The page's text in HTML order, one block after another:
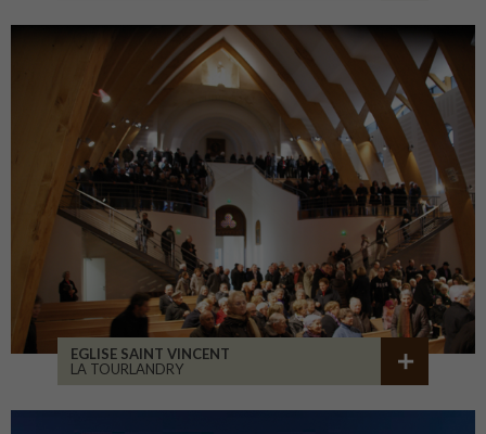
EGLISE SAINT VINCENT
LA TOURLANDRY